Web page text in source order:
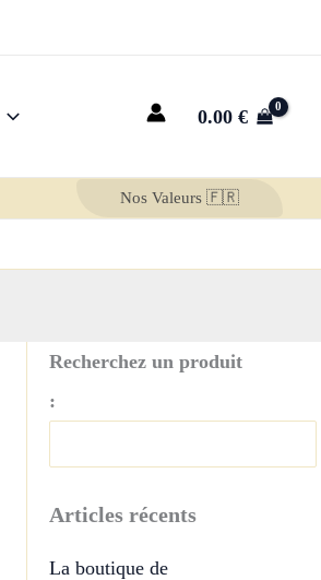
0.00 €
Nos Valeurs 🇫🇷
Recherchez un produit
:
Articles récents
La boutique de